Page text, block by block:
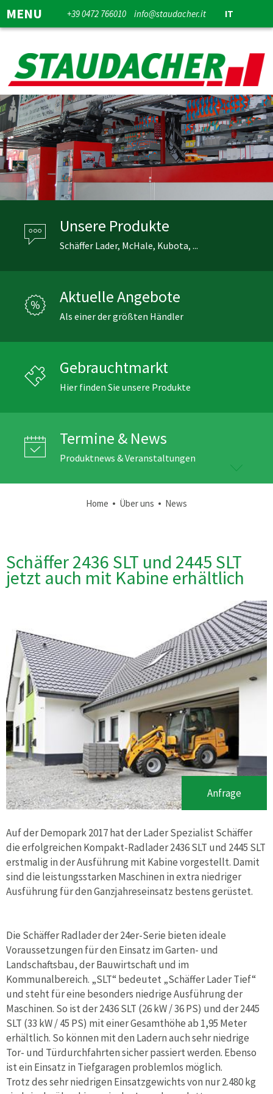
MENU +39 0472 766010 info@staudacher.it IT
Unsere Produkte
Schäffer Lader, McHale, Kubota, ...
Aktuelle Angebote
Als einer der größten Händler
Gebrauchtmarkt
Hier finden Sie unsere Produkte
Termine & News
Produktnews & Veranstaltungen
Home • Über uns • News
Schäffer 2436 SLT und 2445 SLT
jetzt auch mit Kabine erhältlich
Anfrage
Auf der Demopark 2017 hat der Lader Spezialist Schäffer
die erfolgreichen Kompakt-Radlader 2436 SLT und 2445 SLT
erstmalig in der Ausführung mit Kabine vorgestellt. Damit
sind die leistungsstarken Maschinen in extra niedriger
Ausführung für den Ganzjahreseinsatz bestens gerüstet.
Die Schäffer Radlader der 24er-Serie bieten ideale
Voraussetzungen für den Einsatz im Garten- und
Landschaftsbau, der Bauwirtschaft und im
Kommunalbereich. „SLT“ bedeutet „Schäffer Lader Tief“
und steht für eine besonders niedrige Ausführung der
Maschinen. So ist der 2436 SLT (26 kW / 36 PS) und der 2445
SLT (33 kW / 45 PS) mit einer Gesamthöhe ab 1,95 Meter
erhältlich. So können mit den Ladern auch sehr niedrige
Tor- und Türdurchfahrten sicher passiert werden. Ebenso
ist ein Einsatz in Tiefgaragen problemlos möglich.
Trotz des sehr niedrigen Einsatzgewichts von nur 2.480 kg